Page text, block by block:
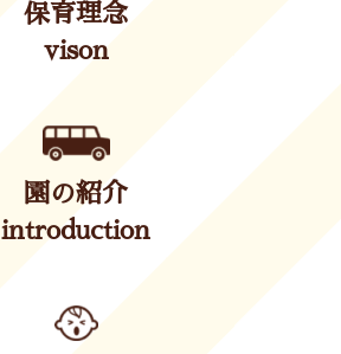
保育理念
vison
園の紹介
introduction